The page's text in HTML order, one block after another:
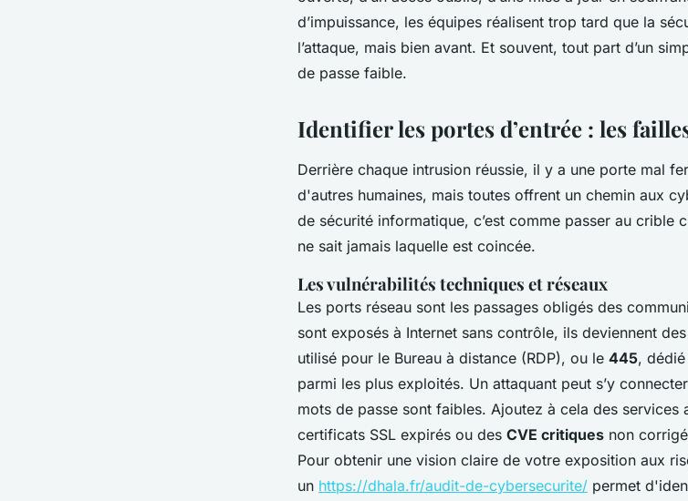
8 min de lectured’impuissance, les équipes réalisent trop tard que la
l’attaque, mais bien avant. Et souvent, tout part d’un
de passe faible.
Identifier les portes d’entrée : les
Derrière chaque intrusion réussie, il y a une porte mal
d'autres humaines, mais toutes offrent un chemin aux
de sécurité informatique, c’est comme passer au crible
ne sait jamais laquelle est coincée.
Les vulnérabilités techniques et réseaux
Les ports réseau sont les passages obligés des
sont exposés à Internet sans contrôle, ils deviennent
utilisé pour le Bureau à distance (RDP), ou le 445,
parmi les plus exploités. Un attaquant peut s’y
mots de passe sont faibles. Ajoutez à cela des services
certificats SSL expirés ou des CVE critiques non
Pour obtenir une vision claire de votre exposition aux
un https://dhala.fr/audit-de-cybersecurite/ permet